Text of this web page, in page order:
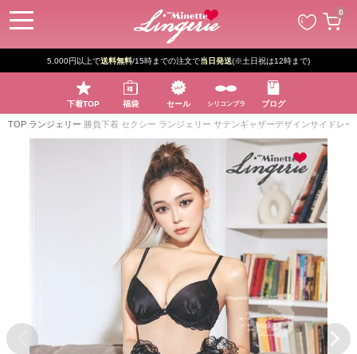
0
5,000円以上で送料無料/15時までの注文で当日発送(※土日祝は12時まで)
下着TOP 福袋 セール シリコンブラ ブログ
TOP ランジェリー 勝負下着 セクシー ランジェリー サテンギャザーデザインサイドレ
ペー
ジト